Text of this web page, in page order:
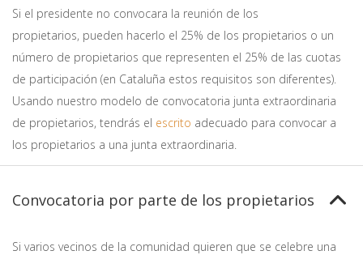
Si el presidente no convocara la reunión de los
propietarios, pueden hacerlo el 25% de los propietarios o un
número de propietarios que representen el 25% de las cuotas
de participación (en Cataluña estos requisitos son diferentes).
Usando nuestro modelo de convocatoria junta extraordinaria
de propietarios, tendrás el escrito adecuado para convocar a
los propietarios a una junta extraordinaria.
Convocatoria por parte de los propietarios
Si varios vecinos de la comunidad quieren que se celebre una